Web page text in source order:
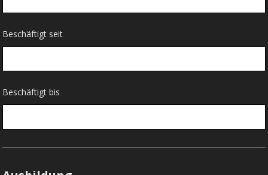
Beschäftigt seit
Beschäftigt bis